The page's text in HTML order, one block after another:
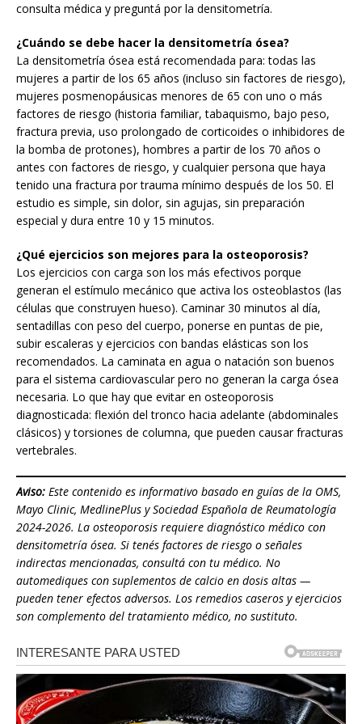
consulta médica y preguntá por la densitometría.
¿Cuándo se debe hacer la densitometría ósea?
La densitometría ósea está recomendada para: todas las
mujeres a partir de los 65 años (incluso sin factores de riesgo),
mujeres posmenopáusicas menores de 65 con uno o más
factores de riesgo (historia familiar, tabaquismo, bajo peso,
fractura previa, uso prolongado de corticoides o inhibidores de
la bomba de protones), hombres a partir de los 70 años o
antes con factores de riesgo, y cualquier persona que haya
tenido una fractura por trauma mínimo después de los 50. El
estudio es simple, sin dolor, sin agujas, sin preparación
especial y dura entre 10 y 15 minutos.
¿Qué ejercicios son mejores para la osteoporosis?
Los ejercicios con carga son los más efectivos porque
generan el estímulo mecánico que activa los osteoblastos (las
células que construyen hueso). Caminar 30 minutos al día,
sentadillas con peso del cuerpo, ponerse en puntas de pie,
subir escaleras y ejercicios con bandas elásticas son los
recomendados. La caminata en agua o natación son buenos
para el sistema cardiovascular pero no generan la carga ósea
necesaria. Lo que hay que evitar en osteoporosis
diagnosticada: flexión del tronco hacia adelante (abdominales
clásicos) y torsiones de columna, que pueden causar fracturas
vertebrales.
Aviso: Este contenido es informativo basado en guías de la OMS,
Mayo Clinic, MedlinePlus y Sociedad Española de Reumatología
2024-2026. La osteoporosis requiere diagnóstico médico con
densitometría ósea. Si tenés factores de riesgo o señales
indirectas mencionadas, consultá con tu médico. No
automediques con suplementos de calcio en dosis altas —
pueden tener efectos adversos. Los remedios caseros y ejercicios
son complemento del tratamiento médico, no sustituto.